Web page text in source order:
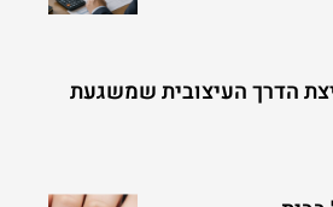
הדרך העיצובית שמשגעת